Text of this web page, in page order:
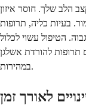
הלב שלך. חוסר איזון
בעיות כליה, תרופות
הטיפול עשוי לכלול
תרופות להורדת אשלגן
במהירות.